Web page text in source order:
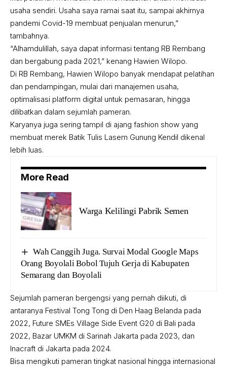
usaha sendiri. Usaha saya ramai saat itu, sampai akhirnya
pandemi Covid-19 membuat penjualan menurun,”
tambahnya.
“Alhamdulillah, saya dapat informasi tentang RB Rembang
dan bergabung pada 2021,” kenang Hawien Wilopo.
Di RB Rembang, Hawien Wilopo banyak mendapat pelatihan
dan pendampingan, mulai dari manajemen usaha,
optimalisasi platform digital untuk pemasaran, hingga
dilibatkan dalam sejumlah pameran.
Karyanya juga sering tampil di ajang fashion show yang
membuat merek Batik Tulis Lasem Gunung Kendil dikenal
lebih luas.
More Read
Warga Kelilingi Pabrik Semen
Wah Canggih Juga. Survai Modal Google Maps
Orang Boyolali Bobol Tujuh Gerja di Kabupaten
Semarang dan Boyolali
Sejumlah pameran bergengsi yang pernah diikuti, di
antaranya Festival Tong Tong di Den Haag Belanda pada
2022, Future SMEs Village Side Event G20 di Bali pada
2022, Bazar UMKM di Sarinah Jakarta pada 2023, dan
Inacraft di Jakarta pada 2024.
Bisa mengikuti pameran tingkat nasional hingga internasional